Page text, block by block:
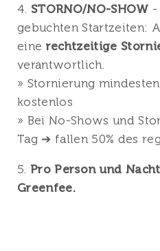
4. STORNO/NO-SHOW -
gebuchten Startzeiten:
eine rechtzeitige
verantwortlich.
» Stornierung
kostenlos
» Bei No-Shows und
Tag ➔ fallen 50% des
5. Pro Person und Nacht
Greenfee.